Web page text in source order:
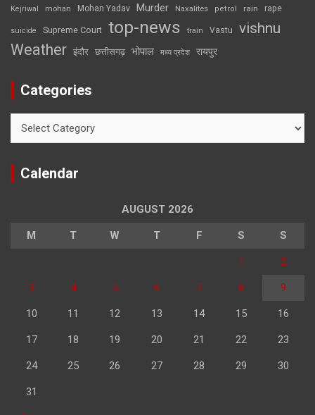
Kejriwal mohan Mohan Yadav Murder Naxalites petrol rain rape
suicide Supreme Court top-news train Vastu vishnu
Weather इंदौर छत्तीसगढ़ भोपाल मध्य प्रदेश रायपुर
Categories
Calendar
AUGUST 2026
M T W T F S S
1 2
3 4 5 6 7 8 9
10 11 12 13 14 15 16
17 18 19 20 21 22 23
24 25 26 27 28 29 30
31